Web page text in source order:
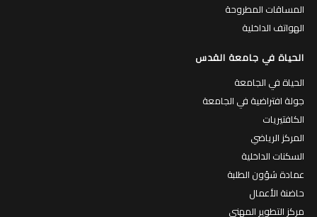
المساقات المطروحة
الهواتف الداخلية
الحياة في جامعة القدس
الحياة في الجامعة
جولة افتراضية في الجامعة
الكافتيريات
المركز الرياضي
السكنات الداخلية
عمادة شؤون الطلبة
حاضنة الأعمال
مركز التطوير المهني